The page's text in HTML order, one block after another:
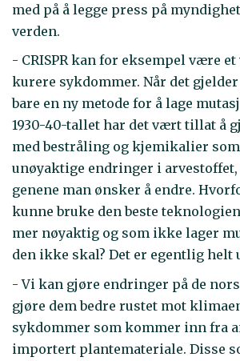
med på å legge press på
verden.
- CRISPR kan for eksempel være
kurere sykdommer. Når det
bare en ny metode for å lage
1930-40-tallet har det vært tillat å
med bestråling og kjemikalier
unøyaktige endringer i arvestoffet,
genene man ønsker å endre.
kunne bruke den beste
mer nøyaktig og som ikke lager
den ikke skal? Det er egentlig helt
- Vi kan gjøre endringer på de
gjøre dem bedre rustet mot
sykdommer som kommer inn fra
importert plantemateriale. Disse